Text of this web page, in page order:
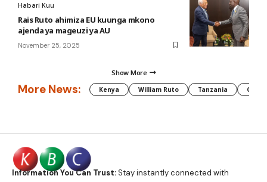
Habari Kuu
Rais Ruto ahimiza EU kuunga mkono
ajenda ya mageuzi ya AU
November 25, 2025
Show More
More News: Kenya William Ruto Tanzania CAF
Information You Can Trust:Stay instantly connected with